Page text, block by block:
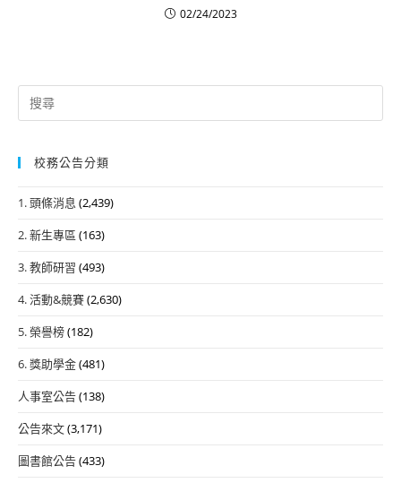
02/24/2023
Search
for:
校務公告分類
1. 頭條消息 (2,439)
2. 新生專區 (163)
3. 教師研習 (493)
4. 活動&競賽(2,630)
5. 榮譽榜(182)
6. 獎助學金(481)
人事室公告(138)
公告來文(3,171)
圖書館公告(433)